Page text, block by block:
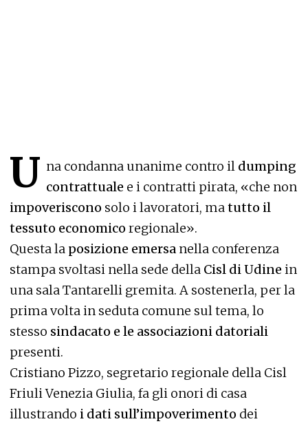
U na condanna unanime contro il dumping
contrattuale e i contratti pirata, «che non
impoveriscono solo i lavoratori, matutto il
tessuto economico regionale».
Questa la posizione emersa nella conferenza
stampa svoltasi nella sede della Cisl di Udine in
una sala Tantarelli gremita. A sostenerla, per la
prima volta in seduta comune sul tema, lo
stesso sindacato e le associazioni datoriali
presenti.
Cristiano Pizzo, segretario regionale della Cisl
Friuli Venezia Giulia, fa gli onori di casa
illustrando i dati sull’impoverimento dei